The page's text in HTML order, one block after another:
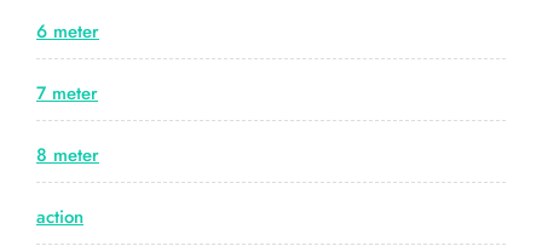
6 meter
7 meter
8 meter
action